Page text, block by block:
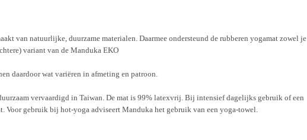
van natuurlijke, duurzame materialen. Daarmee ondersteund de rubberen yogamat zowel je
variant van de Manduka EKO
daardoor wat variëren in afmeting en patroon.
vervaardigd in Taiwan. De mat is 99% latexvrij. Bij intensief dagelijks gebruik of een
Voor gebruik bij hot-yoga adviseert Manduka het gebruik van een yoga-towel.